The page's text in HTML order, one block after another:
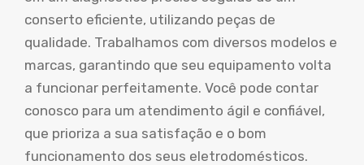
conserto eficiente, utilizando peças de
qualidade. Trabalhamos com diversos modelos e
marcas, garantindo que seu equipamento volta
a funcionar perfeitamente. Você pode contar
conosco para um atendimento ágil e confiável,
que prioriza a sua satisfação e o bom
funcionamento dos seus eletrodomésticos.